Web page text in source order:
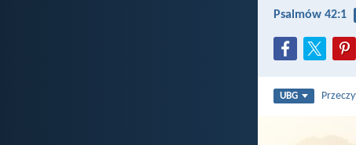
Psalmów 42:1
UBG